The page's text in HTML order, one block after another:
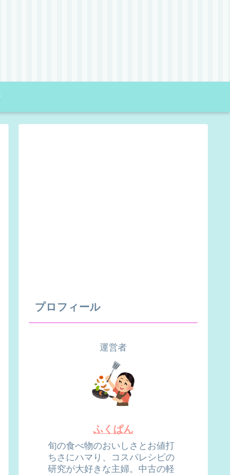
プロフィール
運営者
ふくぱん
旬の食べ物のおいしさとお値打
ちさにハマり、コスパレシピの
研究が大好きな主婦。中古の軽